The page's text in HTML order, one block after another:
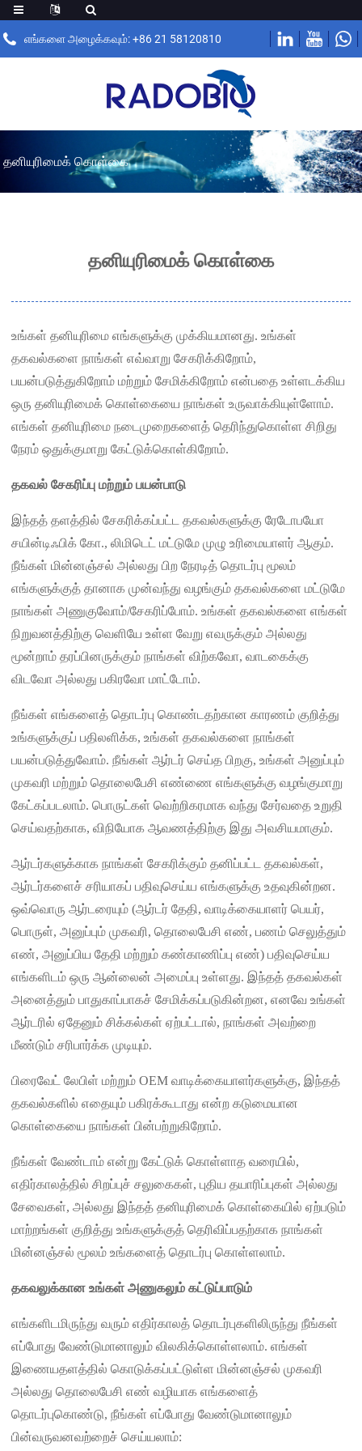
எங்களை அழைக்கவும்: +86 21 58120810
தனியுரிமைக் கொள்கை
தனியுரிமைக் கொள்கை
உங்கள் தனியுரிமை எங்களுக்கு முக்கியமானது. உங்கள்
தகவல்களை நாங்கள் எவ்வாறு சேகரிக்கிறோம்,
பயன்படுத்துகிறோம் மற்றும் சேமிக்கிறோம் என்பதை உள்ளடக்கிய
ஒரு தனியுரிமைக் கொள்கையை நாங்கள் உருவாக்கியுள்ளோம்.
எங்கள் தனியுரிமை நடைமுறைகளைத் தெரிந்துகொள்ள சிறிது
நேரம் ஒதுக்குமாறு கேட்டுக்கொள்கிறோம்.
தகவல் சேகரிப்பு மற்றும் பயன்பாடு
இந்தத் தளத்தில் சேகரிக்கப்பட்ட தகவல்களுக்கு ரேடோபயோ
சயின்டிஃபிக் கோ., லிமிடெட் மட்டுமே முழு உரிமையாளர் ஆகும்.
நீங்கள் மின்னஞ்சல் அல்லது பிற நேரடித் தொடர்பு மூலம்
எங்களுக்குத் தானாக முன்வந்து வழங்கும் தகவல்களை மட்டுமே
நாங்கள் அணுகுவோம்/சேகரிப்போம். உங்கள் தகவல்களை எங்கள்
நிறுவனத்திற்கு வெளியே உள்ள வேறு எவருக்கும் அல்லது
மூன்றாம் தரப்பினருக்கும் நாங்கள் விற்கவோ, வாடகைக்கு
விடவோ அல்லது பகிரவோ மாட்டோம்.
நீங்கள் எங்களைத் தொடர்பு கொண்டதற்கான காரணம் குறித்து
உங்களுக்குப் பதிலளிக்க, உங்கள் தகவல்களை நாங்கள்
பயன்படுத்துவோம். நீங்கள் ஆர்டர் செய்த பிறகு, உங்கள் அனுப்பும்
முகவரி மற்றும் தொலைபேசி எண்ணை எங்களுக்கு வழங்குமாறு
கேட்கப்படலாம். பொருட்கள் வெற்றிகரமாக வந்து சேர்வதை உறுதி
செய்வதற்காக, விநியோக ஆவணத்திற்கு இது அவசியமாகும்.
ஆர்டர்களுக்காக நாங்கள் சேகரிக்கும் தனிப்பட்ட தகவல்கள்,
ஆர்டர்களைச் சரியாகப் பதிவுசெய்ய எங்களுக்கு உதவுகின்றன.
ஒவ்வொரு ஆர்டரையும் (ஆர்டர் தேதி, வாடிக்கையாளர் பெயர்,
பொருள், அனுப்பும் முகவரி, தொலைபேசி எண், பணம் செலுத்தும்
எண், அனுப்பிய தேதி மற்றும் கண்காணிப்பு எண்) பதிவுசெய்ய
எங்களிடம் ஒரு ஆன்லைன் அமைப்பு உள்ளது. இந்தத் தகவல்கள்
அனைத்தும் பாதுகாப்பாகச் சேமிக்கப்படுகின்றன, எனவே உங்கள்
ஆர்டரில் ஏதேனும் சிக்கல்கள் ஏற்பட்டால், நாங்கள் அவற்றை
மீண்டும் சரிபார்க்க முடியும்.
பிரைவேட் லேபிள் மற்றும் OEM வாடிக்கையாளர்களுக்கு, இந்தத்
தகவல்களில் எதையும் பகிரக்கூடாது என்ற கடுமையான
கொள்கையை நாங்கள் பின்பற்றுகிறோம்.
நீங்கள் வேண்டாம் என்று கேட்டுக் கொள்ளாத வரையில்,
எதிர்காலத்தில் சிறப்புச் சலுகைகள், புதிய தயாரிப்புகள் அல்லது
சேவைகள், அல்லது இந்தத் தனியுரிமைக் கொள்கையில் ஏற்படும்
மாற்றங்கள் குறித்து உங்களுக்குத் தெரிவிப்பதற்காக நாங்கள்
மின்னஞ்சல் மூலம் உங்களைத் தொடர்பு கொள்ளலாம்.
தகவலுக்கான உங்கள் அணுகலும் கட்டுப்பாடும்
எங்களிடமிருந்து வரும் எதிர்காலத் தொடர்புகளிலிருந்து நீங்கள்
எப்போது வேண்டுமானாலும் விலகிக்கொள்ளலாம். எங்கள்
இணையதளத்தில் கொடுக்கப்பட்டுள்ள மின்னஞ்சல் முகவரி
அல்லது தொலைபேசி எண் வழியாக எங்களைத்
தொடர்புகொண்டு, நீங்கள் எப்போது வேண்டுமானாலும்
பின்வருவனவற்றைச் செய்யலாம்: